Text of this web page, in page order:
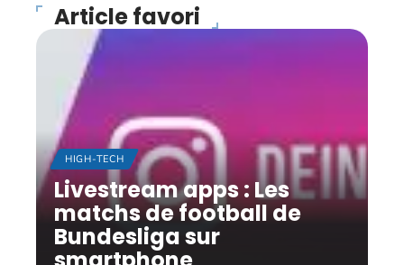
Article favori
HIGH-TECH
Livestream apps : Les
matchs de football de
Bundesliga sur